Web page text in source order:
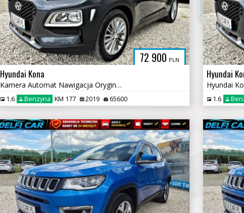
72 900 PLN
Hyundai Kona
Kamera Automat Nawigacja Oryginalny Lakier
1.6 Benzyna KM 177 2019 65600
Hyundai
1.6